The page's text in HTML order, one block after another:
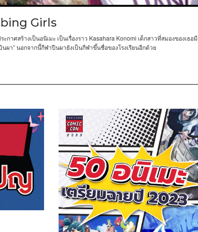
Girls
กาศสร้างเป็นอนิเมะ เป็นเรื่องราว Kasahara Konomi เด็กสาวที่สมองของเธ
นผา” นอกจากนี้กีฬาปีนผายังเป็นกีฬาขึ้นชื่อของโรงเรียนอีกด้วย